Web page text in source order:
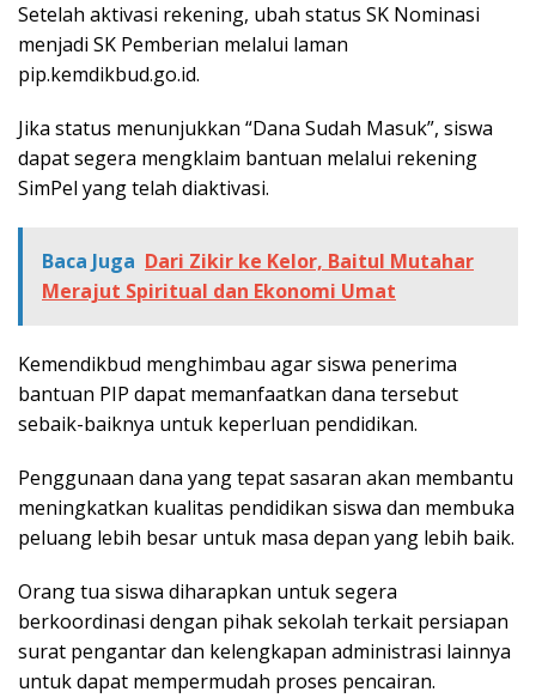
Setelah aktivasi rekening, ubah status SK Nominasi
menjadi SK Pemberian melalui laman
pip.kemdikbud.go.id.
Jika status menunjukkan “Dana Sudah Masuk”, siswa
dapat segera mengklaim bantuan melalui rekening
SimPel yang telah diaktivasi.
Baca Juga Dari Zikir ke Kelor, Baitul Mutahar
Merajut Spiritual dan Ekonomi Umat
Kemendikbud menghimbau agar siswa penerima
bantuan PIP dapat memanfaatkan dana tersebut
sebaik-baiknya untuk keperluan pendidikan.
Penggunaan dana yang tepat sasaran akan membantu
meningkatkan kualitas pendidikan siswa dan membuka
peluang lebih besar untuk masa depan yang lebih baik.
Orang tua siswa diharapkan untuk segera
berkoordinasi dengan pihak sekolah terkait persiapan
surat pengantar dan kelengkapan administrasi lainnya
untuk dapat mempermudah proses pencairan.